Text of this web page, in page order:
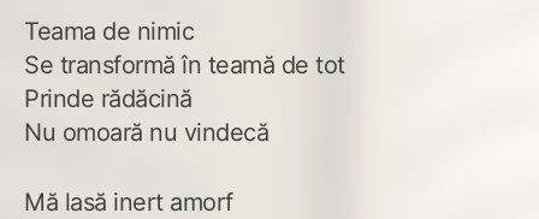
Teama de nimic
Se transformă în teamă de tot
Prinde rădăcină
Nu omoară nu vindecă
Mă lasă inert amorf